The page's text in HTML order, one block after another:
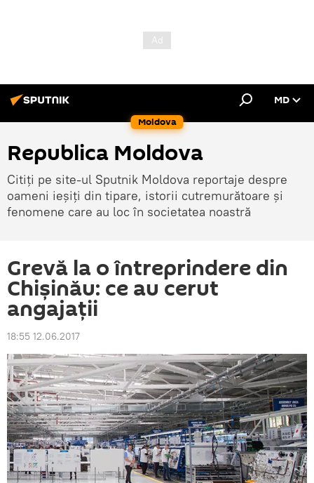
Moldova
MD
Republica Moldova
Citiți pe site-ul Sputnik Moldova reportaje despre
oameni ieșiți din tipare, istorii cutremurătoare și
fenomene care au loc în societatea noastră
Grevă la o întreprindere din
Chișinău: ce au cerut
angajații
18:55 12.06.2017